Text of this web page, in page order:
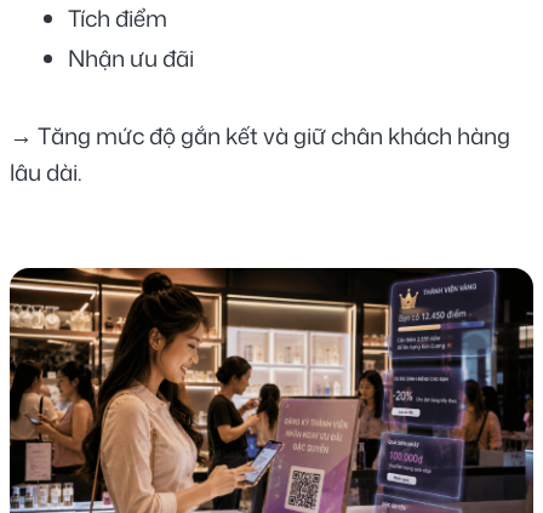
Tích điểm
Nhận ưu đãi
→ Tăng mức độ gắn kết và giữ chân khách hàng
lâu dài.